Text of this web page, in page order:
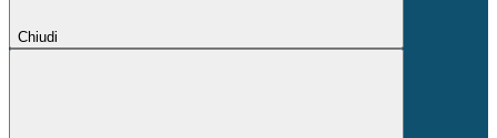
Chiudi